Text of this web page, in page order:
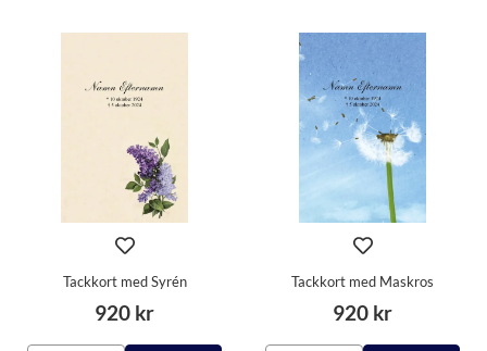
Tackkort med Syrén
920 kr
Tackkort med Maskros
920 kr